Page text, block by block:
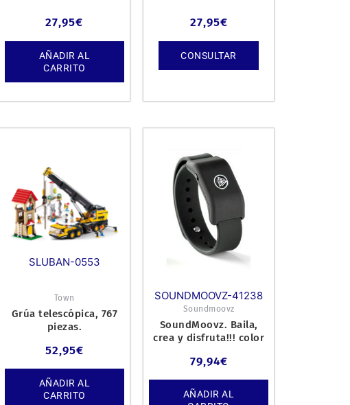
27,95€
AÑADIR AL
CARRITO
27,95€
CONSULTAR
SLUBAN-0553
Town
Grúa telescópica, 767
piezas.
52,95€
AÑADIR AL
CARRITO
SOUNDMOOVZ-41238
Soundmoovz
SoundMoovz. Baila,
crea y disfruta!!! color
79,94€
AÑADIR AL